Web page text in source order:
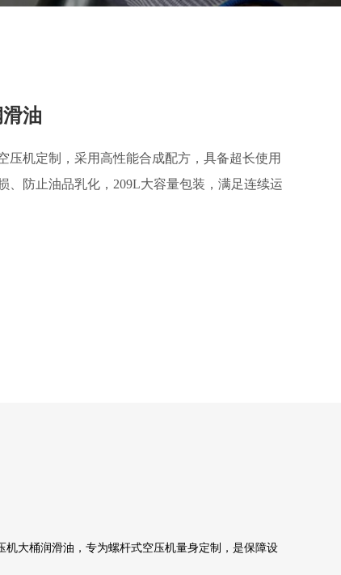
油
压机定制，采用高性能合成配方，具备超长使用
、防止油品乳化，209L大容量包装，满足连续运
大桶润滑油，专为螺杆式空压机量身定制，是保障设